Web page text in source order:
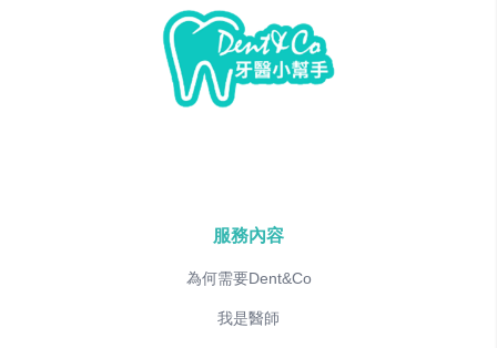
服務內容
為何需要Dent&Co
我是醫師